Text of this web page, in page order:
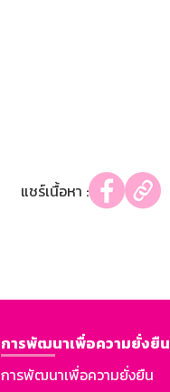
แชร์เนื้อหา :
การพัฒนาเพื่อความยั่งยืน
การพัฒนาเพื่อความยั่งยืน